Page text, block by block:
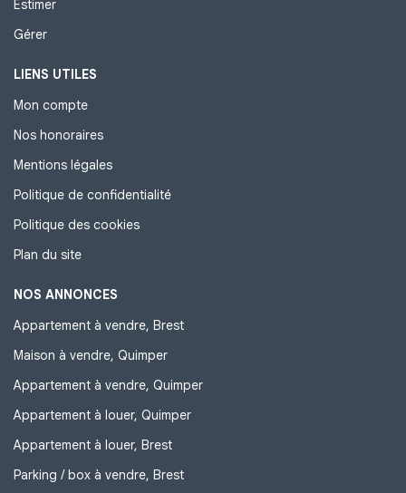
Estimer
Gérer
LIENS UTILES
Mon compte
Nos honoraires
Mentions légales
Politique de confidentialité
Politique des cookies
Plan du site
NOS ANNONCES
Appartement à vendre, Brest
Maison à vendre, Quimper
Appartement à vendre, Quimper
Appartement à louer, Quimper
Appartement à louer, Brest
Parking / box à vendre, Brest